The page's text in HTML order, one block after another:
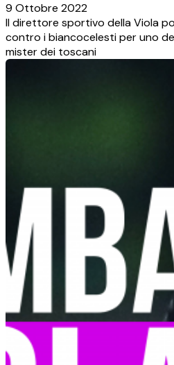
9 Ottobre 2022
Il direttore sportivo della Viola
contro i biancocelesti per uno
mister dei toscani